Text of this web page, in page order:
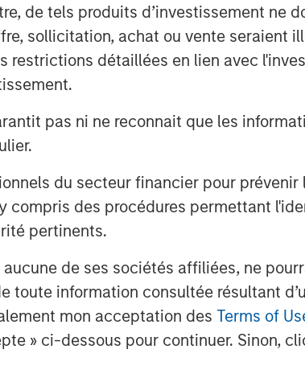
de tels produits d’investissement ne
sollicitation, achat ou vente seraient
détaillées en lien avec
pas ni ne reconnait que les
du secteur financier pour prévenir
compris des procédures permettant
pertinents.
de ses sociétés affiliées, ne
information consultée résultant
mon acceptation des Terms of
» ci-dessous pour continuer. Sinon,